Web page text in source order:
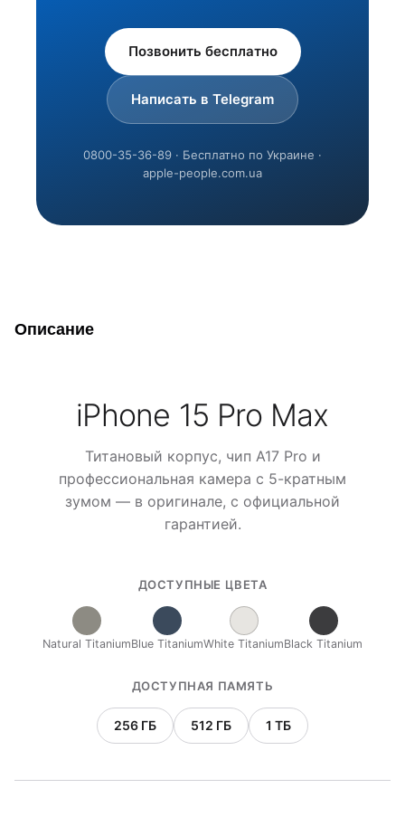
Позвонить бесплатно
Написать в Telegram
0800-35-36-89 · Бесплатно по Украине ·
apple-people.com.ua
Описание
iPhone 15 Pro Max
Титановый корпус, чип A17 Pro и
профессиональная камера с 5-кратным
зумом — в оригинале, с официальной
гарантией.
ДОСТУПНЫЕ ЦВЕТА
Natural TitaniumBlue TitaniumWhite TitaniumBlack Titanium
ДОСТУПНАЯ ПАМЯТЬ
256 ГБ 512 ГБ 1 ТБ